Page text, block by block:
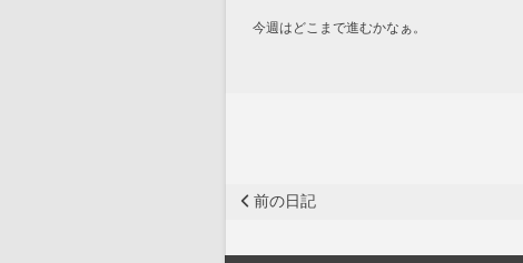
今週はどこまで進むかなぁ。
前の日記